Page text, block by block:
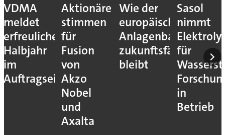
VDMA
meldet
erfreuliches
Halbjahr
im
Auftragseingang
Aktionäre
stimmen
für
Fusion
von
Akzo
Nobel
und
Axalta
Wie der
europäische
Anlagenbau
zukunftsfähig
bleibt
Sasol
nimmt
für
in
Betrieb